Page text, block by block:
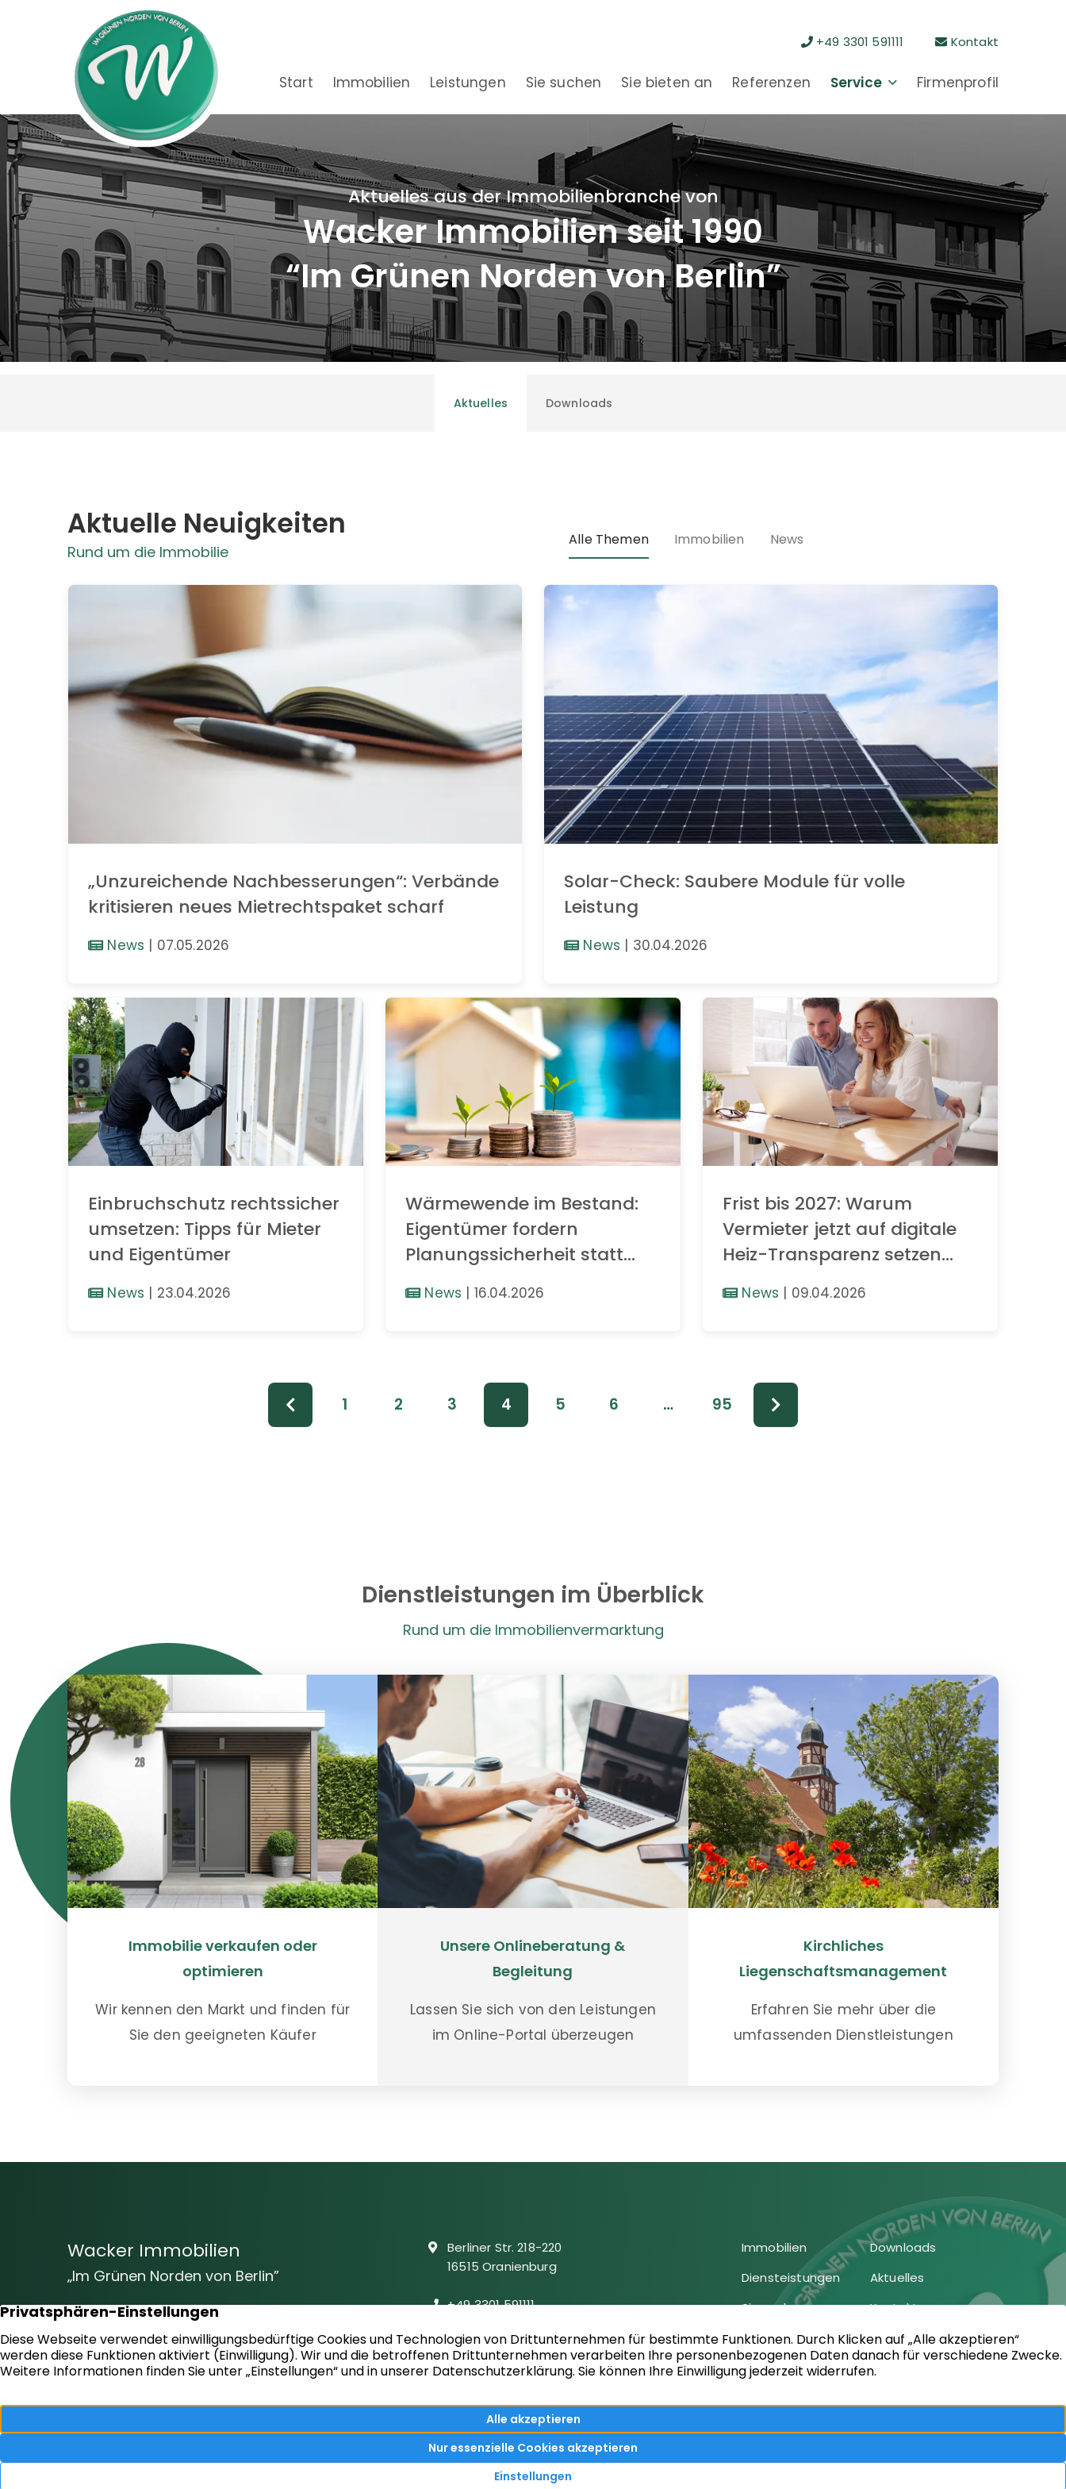
+49 3301 591111 Kontakt
Start Immobilien Leistungen Sie suchen Sie bieten an Referenzen Service Firmenprofil
Aktuelles aus der Immobilienbranche von
Wacker Immobilien seit 1990
“Im Grünen Norden von Berlin”
Aktuelles Downloads
Aktuelle Neuigkeiten
Rund um die Immobilie
Alle Themen Immobilien News
„Unzureichende Nachbesserungen“: Verbände
kritisieren neues Mietrechtspaket scharf
News | 07.05.2026
Solar-Check: Saubere Module für volle
Leistung
News | 30.04.2026
Einbruchschutz rechtssicher
umsetzen: Tipps für Mieter
und Eigentümer
News | 23.04.2026
Wärmewende im Bestand:
Eigentümer fordern
Planungssicherheit statt
News | 16.04.2026
Frist bis 2027: Warum
Vermieter jetzt auf digitale
Heiz-Transparenz setzen
News | 09.04.2026
1 2 3 4 5 6 … 95
Dienstleistungen im Überblick
Rund um die Immobilienvermarktung
Immobilie verkaufen oder
optimieren
Wir kennen den Markt und finden für
Sie den geeigneten Käufer
Unsere Onlineberatung &
Begleitung
Lassen Sie sich von den Leistungen
im Online-Portal überzeugen
Kirchliches
Liegenschaftsmanagement
Erfahren Sie mehr über die
umfassenden Dienstleistungen
Wacker Immobilien
„Im Grünen Norden von Berlin”
Vom Baugrundstück bis hin zur
und helfen Ihnen bei der erfolgreichen
Umsetzung und Verwirklichung Ihrer Ziele!
Berliner Str. 218-220
16515 Oranienburg
+49 3301 591111
Folgen Sie uns auf facebook
Immobilien
Downloads
Diensteistungen
Aktuelles
Sie suchen
Kontakt
Sie bieten an
Impressum
Kundenstimmen
Datenschutz
Ihr Immobilienmakler in Oranienburg